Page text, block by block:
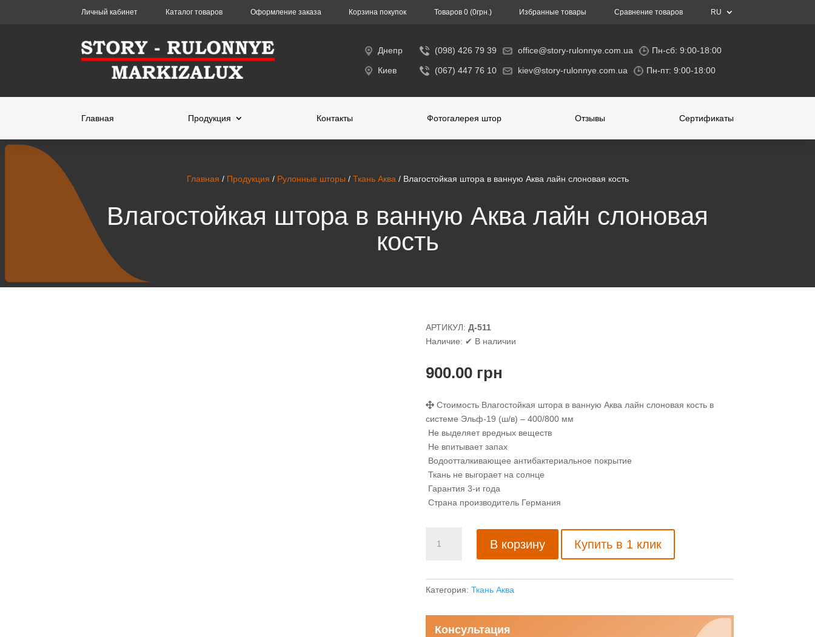
Личный кабинет Каталог товаров Оформление заказа Корзина покупок Toвapoв 0 (0гpн.) Избранные товары Сравнение товаров RU
Днепр (098) 426 79 39 office@story-rulonnye.com.ua Пн-сб: 9:00-18:00
Киев (067) 447 76 10 kiev@story-rulonnye.com.ua Пн-пт: 9:00-18:00
Главная Продукция Контакты Фотогалерея штор Отзывы Сертификаты
Главная / Продукция / Рулонные шторы / Ткань Аква / Влагостойкая штора в ванную Аква лайн слоновая кость
Влагостойкая штора в ванную Аква лайн слоновая
кость
АРТИКУЛ: Д-511
Наличие: ✔ В наличии
900.00грн
Стоимость Влагостойкая штора в ванную Аква лайн слоновая кость в
системе Эльф-19 (ш/в) – 400/800 мм
Не выделяет вредных веществ
Не впитывает запах
Водоотталкивающее антибактериальное покрытие
Ткань не выгорает на солнце
Гарантия 3-и года
Страна производитель Германия
товара
Влагостойкая
в
Аква
лайн
В корзину Купить в 1 клик
Категория: Ткань Аква
Консультация